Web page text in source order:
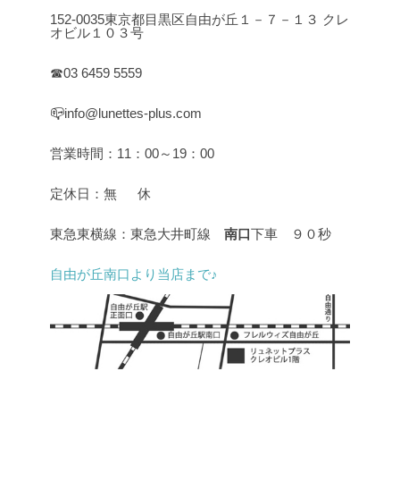
152-0035東京都目黒区自由が丘１－７－１３ クレ
オビル１０３号
☎03 6459 5559
📪info@lunettes-plus.com
営業時間：11：00～19：00
定休日：無 休
東急東横線：東急大井町線 南口下車 ９０秒
自由が丘南口より当店まで♪